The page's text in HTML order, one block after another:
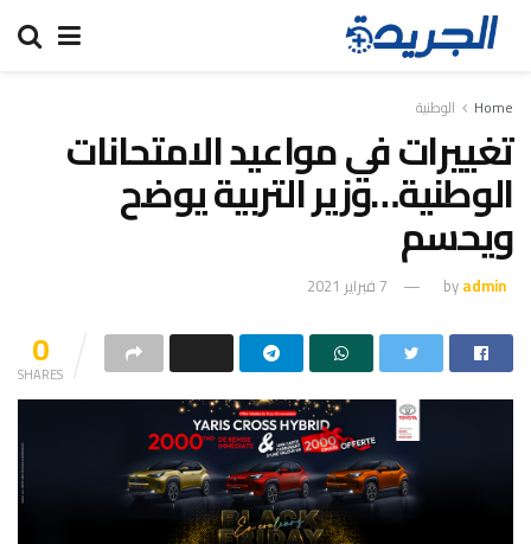
Home الوطنية
تغييرات في مواعيد الامتحانات
الوطنية…وزير التربية يوضح
ويحسم
byadmin 7 فبراير 2021
0
SHARES